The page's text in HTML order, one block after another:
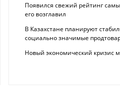
Появился свежий рейтинг
его возглавил
В Казахстане планируют
социально значимые
Новый экономический кризис